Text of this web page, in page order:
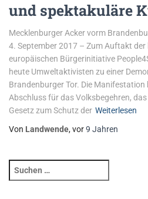
und spektakuläre
Mecklenburger Acker vorm
4. September 2017 – Zum Auftakt der
europäischen Bürgerinitiative
heute Umweltaktivisten zu einer
Brandenburger Tor. Die
Abschluss für das Volksbegehren,
Gesetz zum Schutz der Weiterlesen
Von Landwende, vor9 Jahren